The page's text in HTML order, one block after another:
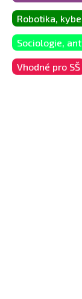
Robotika,
Sociologie,
Vhodné pro SŠ